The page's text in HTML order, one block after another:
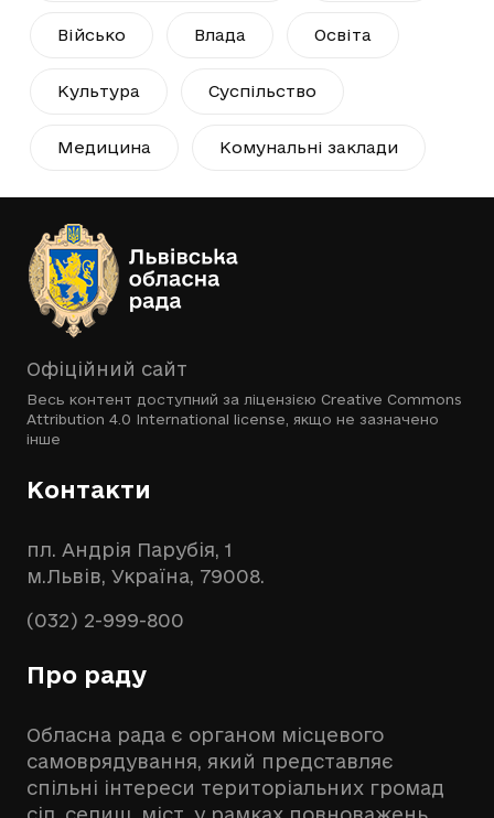
Військо Влада Освіта
Культура Суспільство
Медицина Комунальні заклади
Офіційний сайт
Весь контент доступний за ліцензією Creative Commons
Attribution 4.0 International license , якщо не зазначено
інше
Контакти
пл. Андрія Парубія, 1
м.Львів, Україна, 79008.
(032) 2-999-800
Про раду
Обласна рада є органом місцевого
самоврядування, який представляє
спільні інтереси територіальних громад